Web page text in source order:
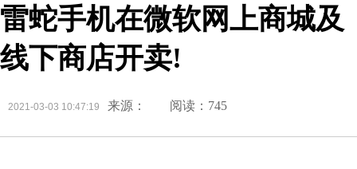
雷蛇手机在微软网上商城及
线下商店开卖!
2021-03-03 10:47:19 来源： 阅读：745